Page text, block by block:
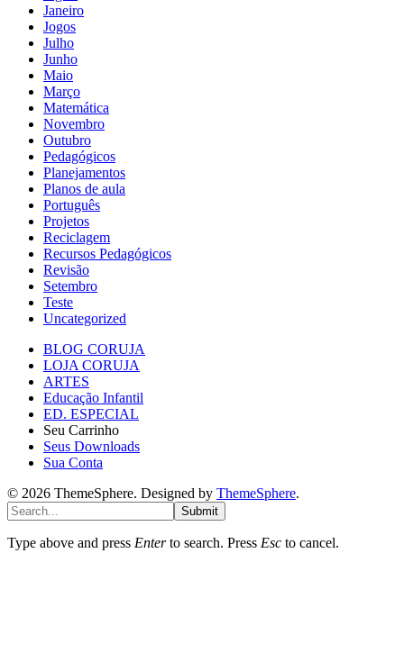
Janeiro
Jogos
Julho
Junho
Maio
Março
Matemática
Novembro
Outubro
Pedagógicos
Planejamentos
Planos de aula
Português
Projetos
Reciclagem
Recursos Pedagógicos
Revisão
Setembro
Teste
Uncategorized
BLOG CORUJA
LOJA CORUJA
ARTES
Educação Infantil
ED. ESPECIAL
Seu Carrinho
Seus Downloads
Sua Conta
© 2026 ThemeSphere. Designed by ThemeSphere.
Submit
Type above and press Enterto search. Press Esc to cancel.